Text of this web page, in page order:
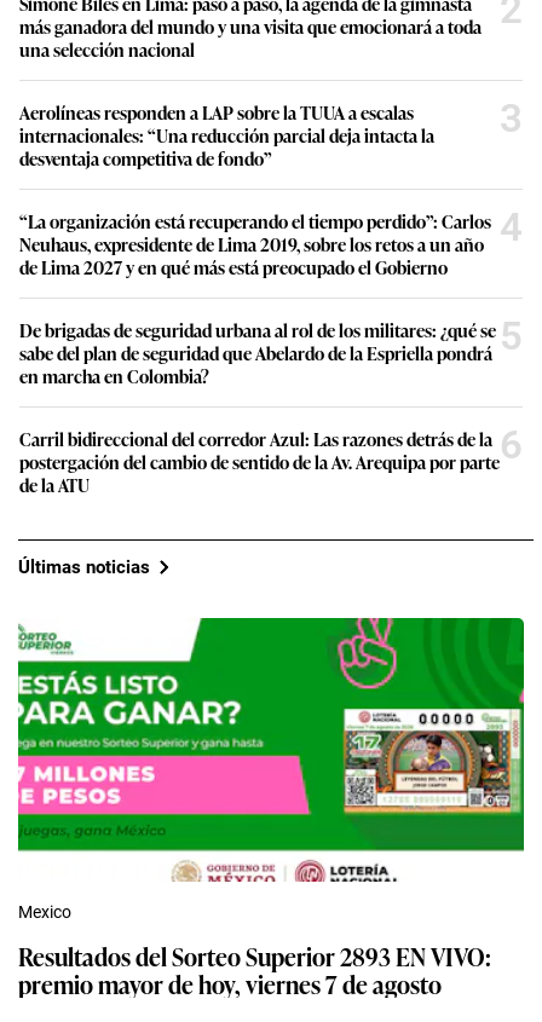
más ganadora del mundo y una visita que emocionará a toda
una selección nacional
2
Aerolíneas responden a LAP sobre la TUUA a escalas
internacionales: “Una reducción parcial deja intacta la
desventaja competitiva de fondo”
3
“La organización está recuperando el tiempo perdido”: Carlos
Neuhaus, expresidente de Lima 2019, sobre los retos a un año
de Lima 2027 y en qué más está preocupado el Gobierno
4
De brigadas de seguridad urbana al rol de los militares: ¿qué se
sabe del plan de seguridad que Abelardo de la Espriella pondrá
en marcha en Colombia?
5
Carril bidireccional del corredor Azul: Las razones detrás de la
postergación del cambio de sentido de la Av. Arequipa por parte
de la ATU
6
Últimas noticias
Mexico
Resultados del Sorteo Superior 2893 EN VIVO:
premio mayor de hoy, viernes 7 de agosto